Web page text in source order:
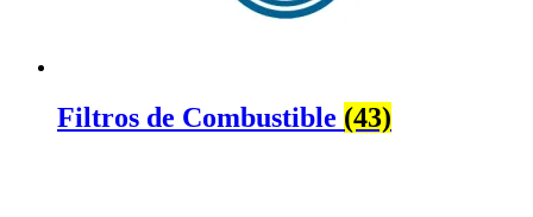
Filtros de Combustible (43)